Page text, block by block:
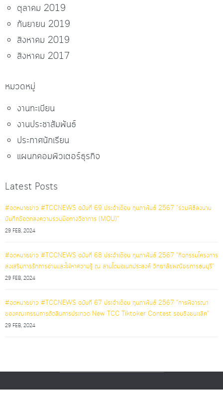
ตุลาคม 2019
กันยายน 2019
สิงหาคม 2019
สิงหาคม 2017
หมวดหมู่
งานทะเบียน
งานประชาสัมพันธ์
ประกาศนักเรียน
แผนกคอมพิวเตอร์ธุรกิจ
Latest Posts
#จดหมายข่าว #TCCNEWS ฉบับที่ 69 ประจำเดือน กุมภาพันธ์ 2567 "ร่วมพิธีลงนาม
บันทึกข้อตกลงความร่วมมือทางวิชาการ (MOU)"
29 FEB, 2024
#จดหมายข่าว #TCCNEWS ฉบับที่ 68 ประจำเดือน กุมภาพันธ์ 2567 "กิจกรรมโครงการ
ส่งเสริมการรักการอ่านและใฝ่หาความรู้ ณ ลานโดมอเนกประสงค์ วิทยาลัยพณิชยการธนบุรี"
29 FEB, 2024
#จดหมายข่าว #TCCNEWS ฉบับที่ 67 ประจำเดือน กุมภาพันธ์ 2567 "การพิจารณา
ของคณะกรรมการตัดสินการประกวด New TCC Tiktoker Contest รอบชิงชนะเลิศ"
29 FEB, 2024